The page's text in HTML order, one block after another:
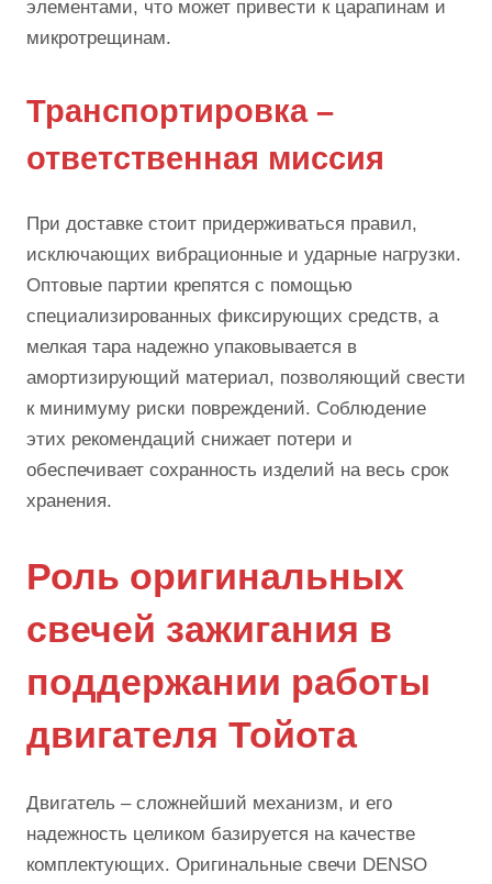
элементами, что может привести к царапинам и
микротрещинам.
Транспортировка –
ответственная миссия
При доставке стоит придерживаться правил,
исключающих вибрационные и ударные нагрузки.
Оптовые партии крепятся с помощью
специализированных фиксирующих средств, а
мелкая тара надежно упаковывается в
амортизирующий материал, позволяющий свести
к минимуму риски повреждений. Соблюдение
этих рекомендаций снижает потери и
обеспечивает сохранность изделий на весь срок
хранения.
Роль оригинальных
свечей зажигания в
поддержании работы
двигателя Тойота
Двигатель – сложнейший механизм, и его
надежность целиком базируется на качестве
комплектующих. Оригинальные свечи DENSO